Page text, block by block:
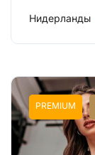
Нидерланды
PREMIUM